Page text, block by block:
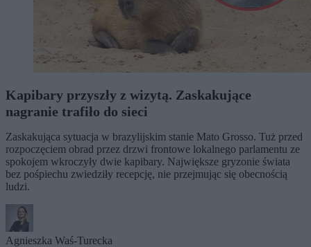
Kapibary przyszły z wizytą. Zaskakujące
nagranie trafiło do sieci
Zaskakująca sytuacja w brazylijskim stanie Mato Grosso. Tuż przed
rozpoczęciem obrad przez drzwi frontowe lokalnego parlamentu ze
spokojem wkroczyły dwie kapibary. Największe gryzonie świata
bez pośpiechu zwiedziły recepcję, nie przejmując się obecnością
ludzi.
Agnieszka Waś-Turecka